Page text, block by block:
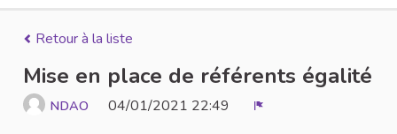
Retour à la liste
Mise en place de référents égalité
NDAO 04/01/2021 22:49